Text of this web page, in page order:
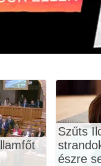
Szűts
észre